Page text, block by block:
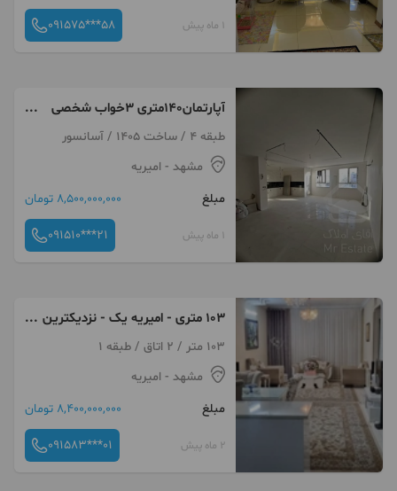
1 ماه پیش 091575***58
آپارتمان۱۴۰متری ۳خواب شخصی
ساز
طبقه 4 / ساخت 1405 / آسانسور
مشهد - امیریه
مبلغ
8,500,000,000 تومان
1 ماه پیش 091510***21
103 متری - امیریه یک - نزدیکترین
لوکیشین به مترو فاز جدید
103 متر / 2 اتاق / طبقه 1
مشهد - امیریه
مبلغ
8,400,000,000 تومان
2 ماه پیش 091583***01